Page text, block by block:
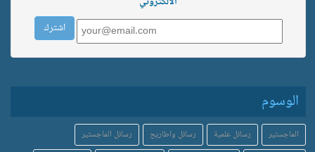
الوسوم
الماجستير رسائل علمية رسائل واطاريح
رسائل الماجستير